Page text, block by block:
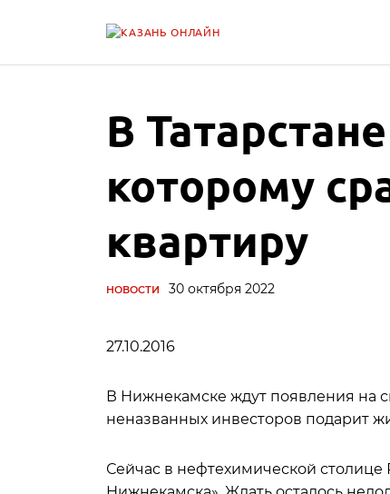
В
которому
квартиру
НОВОСТИ 30 октября 2022
27.10.2016
В Нижнекамске ждут появления на
неназванных инвесторов подарит
Сейчас в нефтехимической